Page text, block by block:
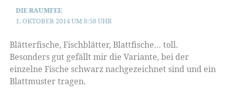
DIE RAUMFEE
1. OKTOBER 2014 UM 8:58 UHR
Blätterfische, Fischblätter, Blattfische… toll.
Besonders gut gefällt mir die Variante, bei der
einzelne Fische schwarz nachgezeichnet sind und ein
Blattmuster tragen.